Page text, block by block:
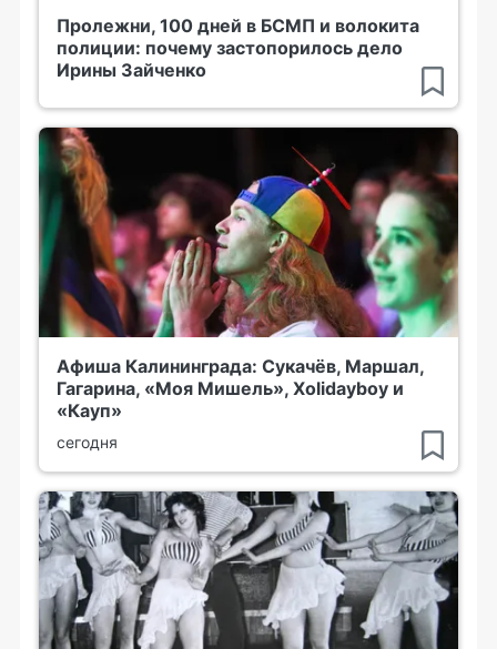
Пролежни, 100 дней в БСМП и волокита
полиции: почему застопорилось дело
Ирины Зайченко
Афиша Калининграда: Сукачёв, Маршал,
Гагарина, «Моя Мишель», Xolidayboy и
«Кауп»
сегодня